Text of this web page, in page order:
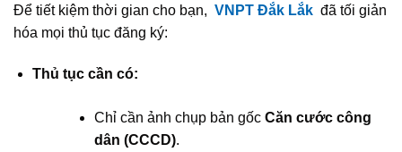
Để tiết kiệm thời gian cho bạn, VNPT Đắk Lắk đã tối giản
hóa mọi thủ tục đăng ký:
Thủ tục cần có:
Chỉ cần ảnh chụp bản gốc Căn cước công
dân (CCCD).